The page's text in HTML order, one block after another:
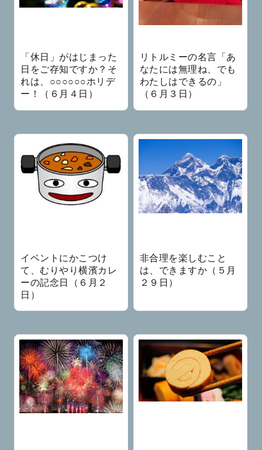
「休日」がはじまった
日をご存知ですか？そ
れは、○○○○○○ホリデ
ー！（６月４日）
リトルミーの名言「あ
なたには無理ね、でも
わたしはできるの」
（６月３日）
イベントにかこつけ
て、むりやり横濱カレ
ーの記念日（６月２
日）
非合理を楽しむこと
は、できますか（５月
２９日）